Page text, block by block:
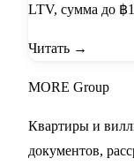
LTV, сумма до ฿
Читать →
MORE Group
Квартиры и
документов,